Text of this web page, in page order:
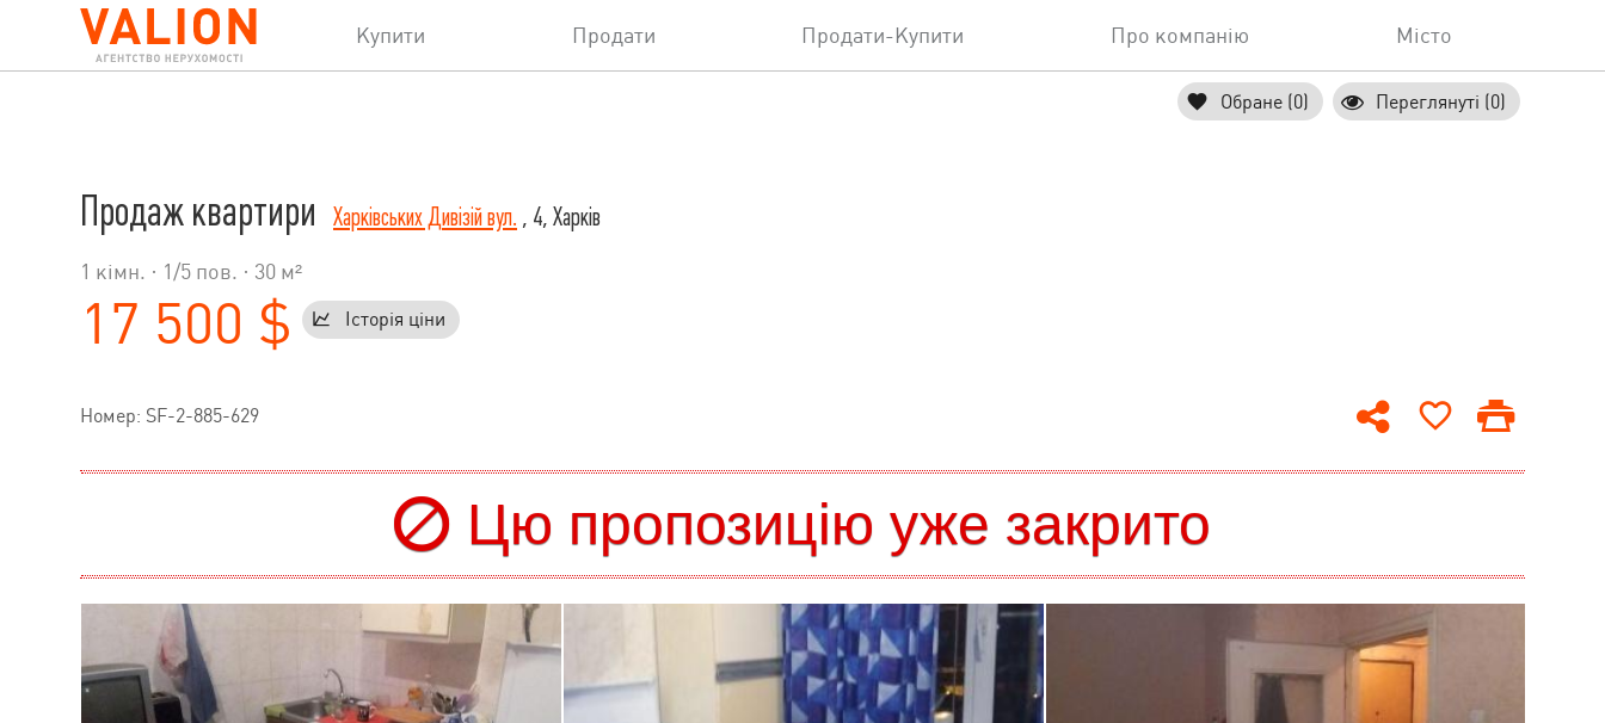
Купити Продати Продати-Купити Про компанію Місто
Обране (0) Переглянуті (0)
Продаж квартири Харківських Дивізій вул. , 4, Харків
1 кімн. · 1 /5 пов. · 30 м²
17 500 $ Історія ціни
Номер: SF-2-885-629
Цю пропозицію уже закрито